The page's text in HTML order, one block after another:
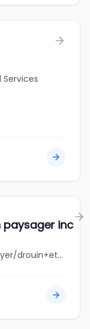
Services
paysager inc
jobbank.gc.ca/browsejobs/employer/drouin+et+fils+entretien+paysager+inc/ca